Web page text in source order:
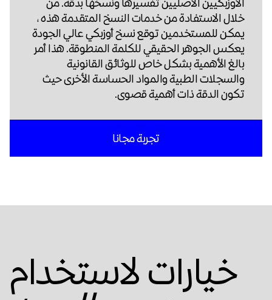
الأوزبكيين الأصليين تفسيرها ونسخها بدقة. من
خلال الاستفادة من خدمات النسخ المتقدمة هذه ،
يمكن للمستخدمين توقع نسخ أوزبكي عالي الجودة
يعكس الجوهر الحقيقي للكلمة المنطوقة. هذا أمر
بالغ الأهمية بشكل خاص للوثائق القانونية
والسجلات الطبية والمواد الحساسة الأخرى حيث
تكون الدقة ذات أهمية قصوى.
تجربة مجانا
خيارات لاستخدام